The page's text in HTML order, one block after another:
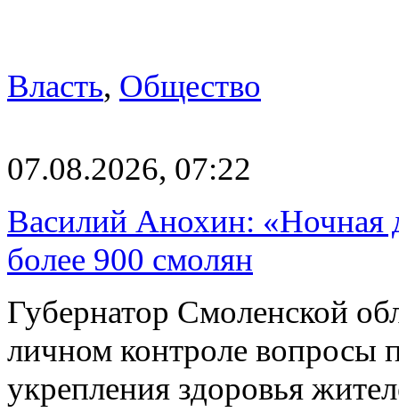
Власть, Общество
07.08.2026, 07:22
Василий Анохин: «Ночная
более 900 смолян
Губернатор Смоленской
личном контроле вопросы
укрепления здоровья